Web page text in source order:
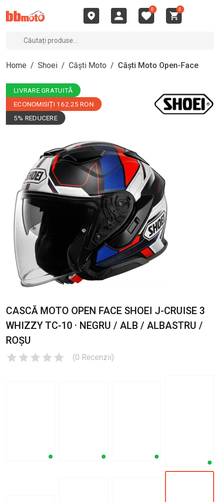
0 0
Home / Shoei / Căști Moto / Căști Moto Open-Face
LIVRARE GRATUITĂ
ECONOMISIȚI 162.25 RON
5% REDUCERE
CASCĂ MOTO OPEN FACE SHOEI J-CRUISE 3
WHIZZY TC-10 · NEGRU / ALB / ALBASTRU /
ROȘU
(0 Recenzii)